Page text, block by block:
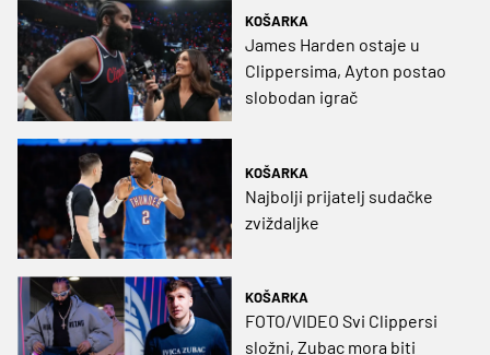
KOŠARKA
James Harden ostaje u
Clippersima, Ayton postao
slobodan igrač
KOŠARKA
Najbolji prijatelj sudačke
zviždaljke
KOŠARKA
FOTO/VIDEO Svi Clippersi
složni, Zubac mora biti